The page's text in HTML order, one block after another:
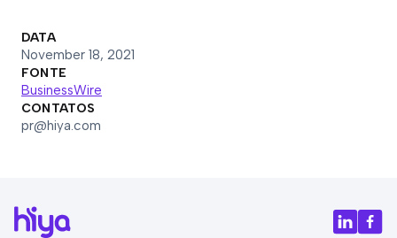
DATA
November 18, 2021
FONTE
BusinessWire
CONTATOS
pr@hiya.com